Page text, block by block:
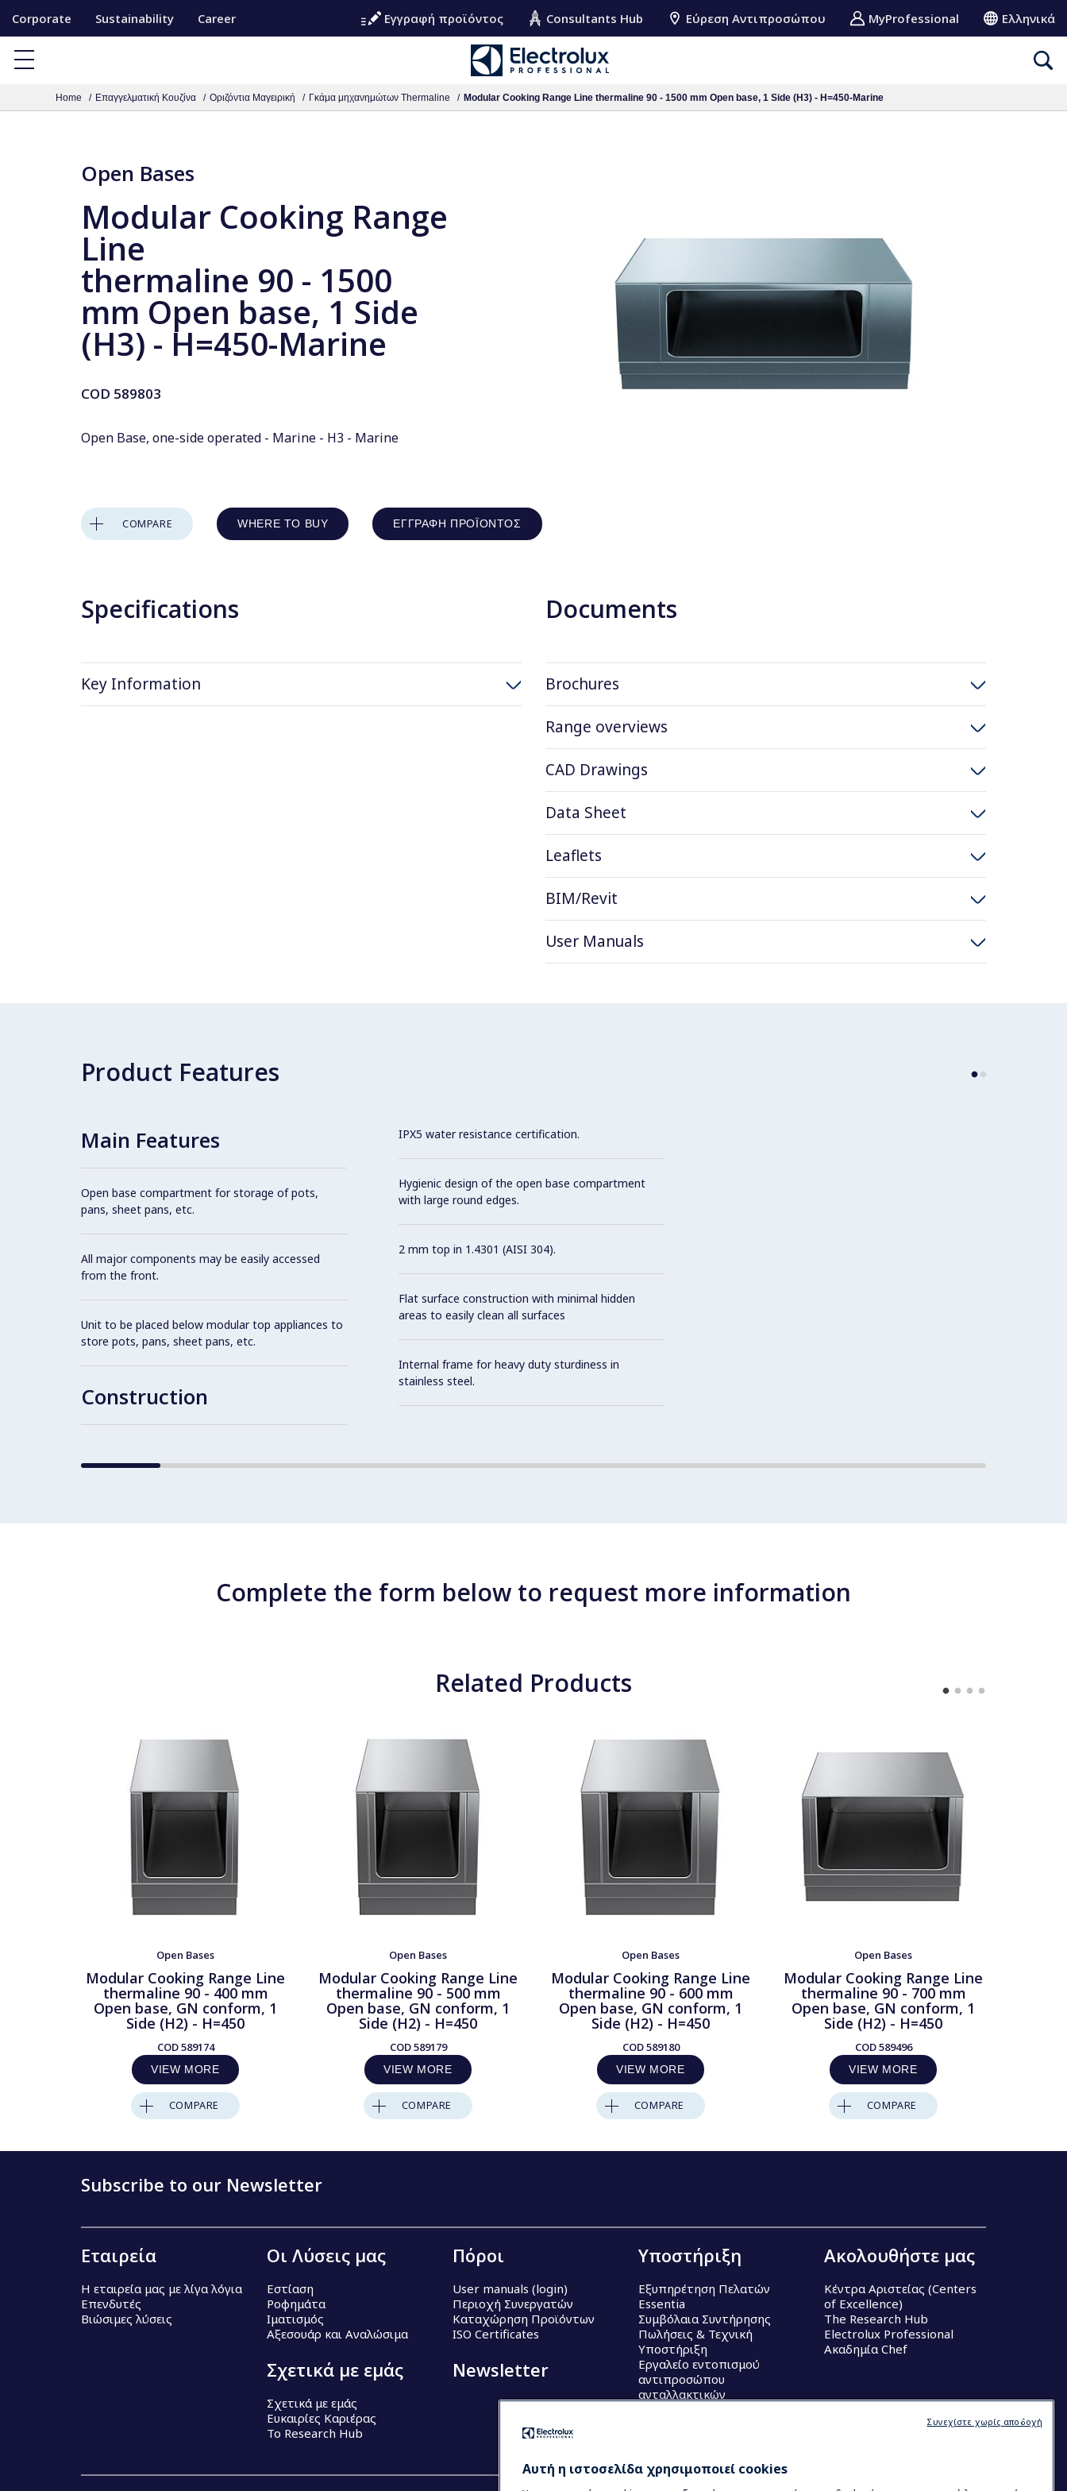
k
Corporate Sustainability Career Εγγραφή προϊόντος Consultants Hub Εύρεση Αντιπροσώπου MyProfessional Ελληνικά
Home Επαγγελματική Κουζίνα Οριζόντια Μαγειρική Γκάμα μηχανημώτων Thermaline Modular Cooking Range Line thermaline 90 - 1500 mm Open base, 1 Side (H3) - H=450-Marine
Open Bases
Modular Cooking Range
Line
thermaline 90 - 1500
mm Open base, 1 Side
(H3) - H=450-Marine
COD 589803
Open Base, one-side operated - Marine - H3 - Marine
COMPARE WHERE TO BUY ΕΓΓΡΑΦΉ ΠΡΟΪΌΝΤΟΣ
Specifications
Key Information
Documents
Brochures
Range overviews
CAD Drawings
Data Sheet
Leaflets
BIM/Revit
User Manuals
Product Features
Main Features
Open base compartment for storage of pots,
pans, sheet pans, etc.
All major components may be easily accessed
from the front.
Unit to be placed below modular top appliances to
store pots, pans, sheet pans, etc.
Construction
IPX5 water resistance certification.
Hygienic design of the open base compartment
with large round edges.
2 mm top in 1.4301 (AISI 304).
Flat surface construction with minimal hidden
areas to easily clean all surfaces
Internal frame for heavy duty sturdiness in
stainless steel.
Complete the form below to request more information
Related Products
Open Bases
Modular Cooking Range Line
thermaline 90 - 400 mm
Open base, GN conform, 1
Side (H2) - H=450
COD589174
VIEW MORE
COMPARE
Open Bases
Modular Cooking Range Line
thermaline 90 - 500 mm
Open base, GN conform, 1
Side (H2) - H=450
COD589179
VIEW MORE
COMPARE
Open Bases
Modular Cooking Range Line
thermaline 90 - 600 mm
Open base, GN conform, 1
Side (H2) - H=450
COD589180
VIEW MORE
COMPARE
Open Bases
Modular Cooking Range Line
thermaline 90 - 700 mm
Open base, GN conform, 1
Side (H2) - H=450
COD589496
VIEW MORE
COMPARE
Subscribe to our Newsletter
Εταιρεία
Η εταιρεία μας με λίγα λόγια
Επενδυτές
Βιώσιμες λύσεις
Οι Λύσεις μας
Εστίαση
Ροφημάτα
Ιματισμός
Αξεσουάρ και Αναλώσιμα
Σχετικά με εμάς
Σχετικά με εμάς
Ευκαιρίες Καριέρας
Το Research Hub
Πόροι
User manuals (login)
Περιοχή Συνεργατών
Καταχώρηση Προϊόντων
ISO Certificates
Newsletter
Υποστήριξη
Εξυπηρέτηση Πελατών
Essentia
Συμβόλαια Συντήρησης
Πωλήσεις & Τεχνική
Υποστήριξη
Εργαλείο εντοπισμού
αντιπροσώπου
ανταλλακτικών
Ακολουθήστε μας
Κέντρα Αριστείας (Centers
of Excellence)
The Research Hub
Electrolux Professional
Ακαδημία Chef
Αυτή η ιστοσελίδα χρησιμοποιεί cookies
Συνεχίστε χωρίς αποδοχή